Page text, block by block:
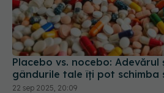
Placebo vs. nocebo:
gândurile tale îți pot schimba
22 sep 2025, 20:09